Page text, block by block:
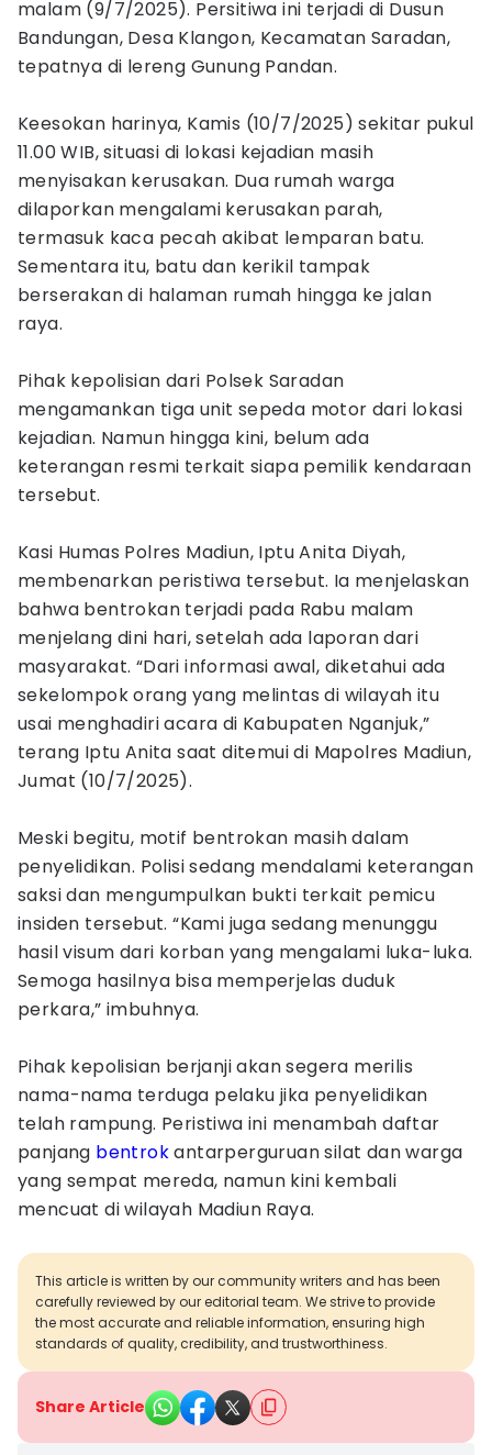
malam (9/7/2025). Persitiwa ini terjadi di Dusun
Bandungan, Desa Klangon, Kecamatan Saradan,
tepatnya di lereng Gunung Pandan.
Keesokan harinya, Kamis (10/7/2025) sekitar pukul
11.00 WIB, situasi di lokasi kejadian masih
menyisakan kerusakan. Dua rumah warga
dilaporkan mengalami kerusakan parah,
termasuk kaca pecah akibat lemparan batu.
Sementara itu, batu dan kerikil tampak
berserakan di halaman rumah hingga ke jalan
raya.
Pihak kepolisian dari Polsek Saradan
mengamankan tiga unit sepeda motor dari lokasi
kejadian. Namun hingga kini, belum ada
keterangan resmi terkait siapa pemilik kendaraan
tersebut.
Kasi Humas Polres Madiun, Iptu Anita Diyah,
membenarkan peristiwa tersebut. Ia menjelaskan
bahwa bentrokan terjadi pada Rabu malam
menjelang dini hari, setelah ada laporan dari
masyarakat. “Dari informasi awal, diketahui ada
sekelompok orang yang melintas di wilayah itu
usai menghadiri acara di Kabupaten Nganjuk,”
terang Iptu Anita saat ditemui di Mapolres Madiun,
Jumat (10/7/2025).
Meski begitu, motif bentrokan masih dalam
penyelidikan. Polisi sedang mendalami keterangan
saksi dan mengumpulkan bukti terkait pemicu
insiden tersebut. “Kami juga sedang menunggu
hasil visum dari korban yang mengalami luka-luka.
Semoga hasilnya bisa memperjelas duduk
perkara,” imbuhnya.
Pihak kepolisian berjanji akan segera merilis
nama-nama terduga pelaku jika penyelidikan
telah rampung. Peristiwa ini menambah daftar
panjang bentrokantarperguruan silat dan warga
yang sempat mereda, namun kini kembali
mencuat di wilayah Madiun Raya.
This article is written by our community writers and has been
carefully reviewed by our editorial team. We strive to provide
the most accurate and reliable information, ensuring high
standards of quality, credibility, and trustworthiness.
Share Article